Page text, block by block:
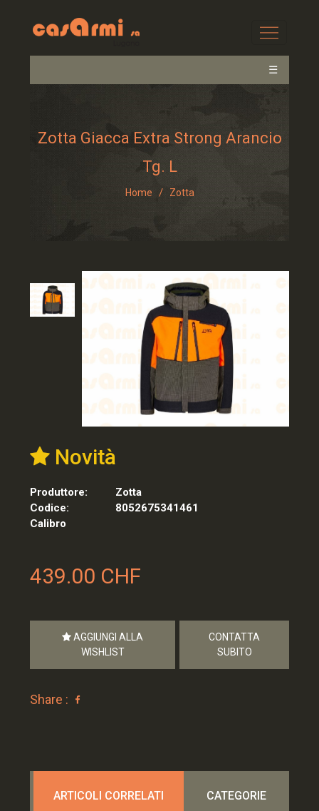
☰
Zotta Giacca Extra Strong Arancio
Tg. L
Home / Zotta
Novità
Produttore:
Zotta
Codice:
8052675341461
Calibro
439.00 CHF
AGGIUNGI ALLA
WISHLIST
CONTATTA
SUBITO
Share :
ARTICOLI CORRELATI CATEGORIE